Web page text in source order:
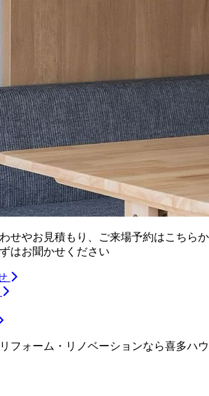
せやお見積もり、ご来場予約はこちら
はお聞かせください
フォーム・リノベーションなら喜多ハ